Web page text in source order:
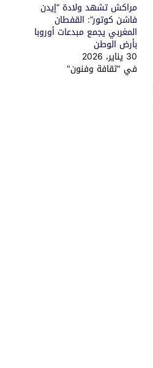
مراكش تشهد ولادة “إيدن
فاشن كوتور”: القفطان
المغربي يجمع مبدعات أوروبا
بأرض الوطن
30 يناير، 2026
في "ثقافة وفنون"